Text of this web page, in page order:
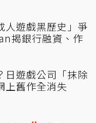
人遊戲黑歷史」爭
揭銀行融資、作
日遊戲公司「抹除
上舊作全消失